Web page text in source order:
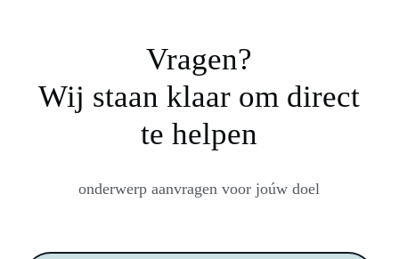
Vragen?
Wij staan klaar om direct
te helpen
onderwerp aanvragen voor joúw doel